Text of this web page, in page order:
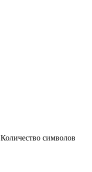
Количество символов